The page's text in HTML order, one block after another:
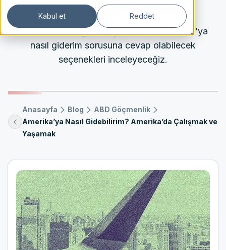
Kabul et Reddet
Çalışmak ve Yaşamak
Bu rehber niteliğindeki yazımızda, Amerika’ya
nasıl giderim sorusuna cevap olabilecek
seçenekleri inceleyeceğiz.
Anasayfa Blog
ABD Göçmenlik
Amerika’ya Nasıl Gidebilirim? Amerika’da Çalışmak ve
Yaşamak